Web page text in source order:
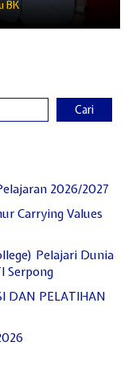
BK
Cari
2026/2027
Carrying Values
Pelajari Dunia
Serpong
DAN PELATIHAN